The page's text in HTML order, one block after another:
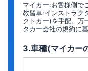
マイカー:お客様側で
教習車:インストラク
クトカー)を手配。万
タカー会社の規約に
3.車種(マイカー